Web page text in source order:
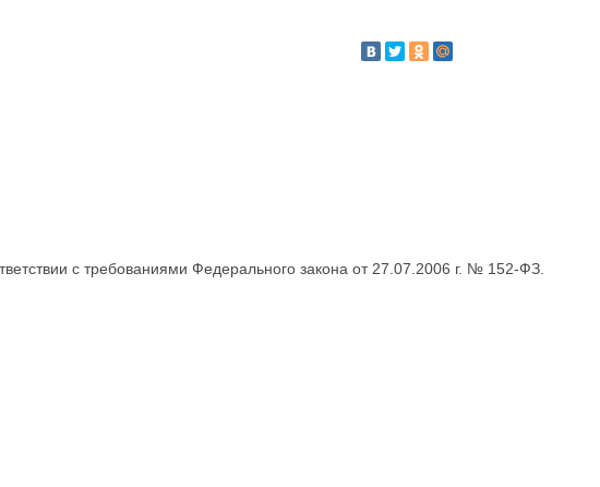
с требованиями Федерального закона от 27.07.2006 г. № 152-ФЗ.